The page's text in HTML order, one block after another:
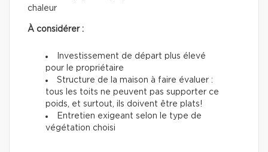
chaleur
À considérer :
Investissement de départ plus élevé
pour le propriétaire
Structure de la maison à faire évaluer :
tous les toits ne peuvent pas supporter ce
poids, et surtout, ils doivent être plats!
Entretien exigeant selon le type de
végétation choisi